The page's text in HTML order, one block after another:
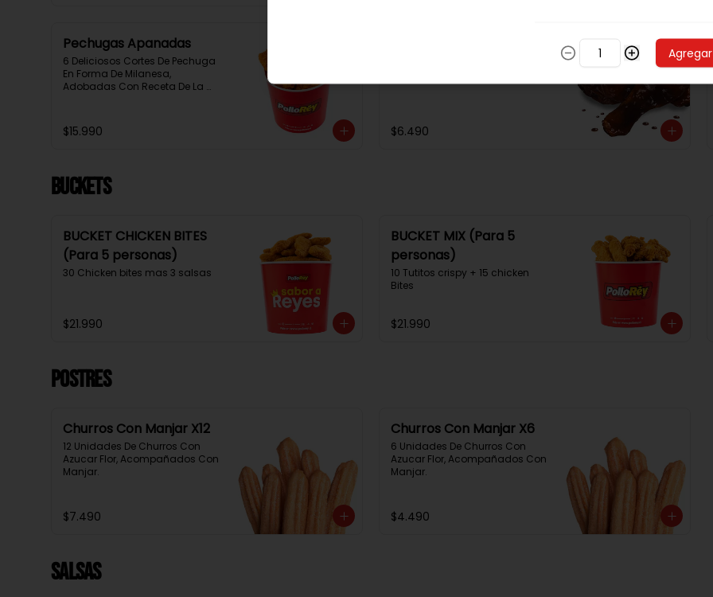
Pechugas Apanadas
6 Deliciosos Cortes De Pechuga
En Forma De Milanesa,
Adobadas Con Receta De La
+ Salsa Rey
$15.990 $6.490
BUCKETS
BUCKET CHICKEN BITES
(Para 5 personas)
30 Chicken bites mas 3 salsas
$21.990
BUCKET MIX (Para 5
personas)
10 Tutitos crispy + 15 chicken
Bites
$21.990
Postres
Churros Con Manjar X12
12 Unidades De Churros Con
Azucar Flor, Acompañados Con
Manjar.
$7.490
Churros Con Manjar X6
6 Unidades De Churros Con
Azucar Flor, Acompañados Con
Manjar.
$4.490
Salsas
Agregar